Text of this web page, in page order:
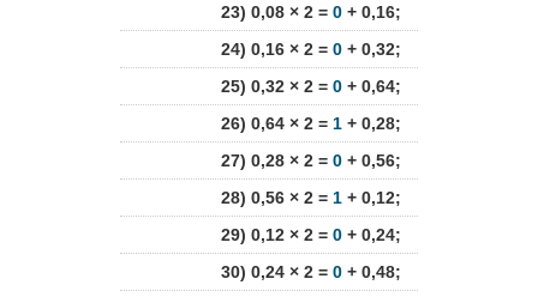
23) 0,08 × 2 = 0 + 0,16;
24) 0,16 × 2 = 0 + 0,32;
25) 0,32 × 2 = 0 + 0,64;
26) 0,64 × 2 = 1 + 0,28;
27) 0,28 × 2 = 0 + 0,56;
28) 0,56 × 2 = 1 + 0,12;
29) 0,12 × 2 = 0 + 0,24;
30) 0,24 × 2 = 0 + 0,48;